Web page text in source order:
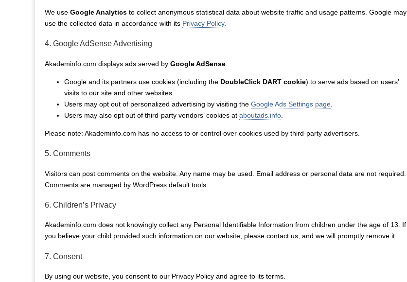
We use Google Analytics to collect anonymous statistical data about website traffic and usage patterns. Google may
use the collected data in accordance with its Privacy Policy.
4. Google AdSense Advertising
Akademinfo.com displays ads served by Google AdSense
Google and its partners use cookies (including the DoubleClick DART cookie) to serve ads based on users’
visits to our site and other websites.
Users may opt out of personalized advertising by visiting the Google Ads Settings page
Users may also opt out of third-party vendors’ cookies at aboutads.info
Please note: Akademinfo.com has no access to or control over cookies used by third-party advertisers.
5. Comments
Visitors can post comments on the website. Any name may be used. Email address or personal data are not required.
Comments are managed by WordPress default tools.
6. Children’s Privacy
Akademinfo.com does not knowingly collect any Personal Identifiable Information from children under the age of 13. If
you believe your child provided such information on our website, please contact us, and we will promptly remove it.
7. Consent
By using our website, you consent to our Privacy Policy and agree to its terms.